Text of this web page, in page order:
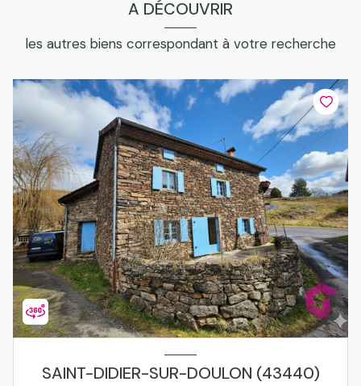
A DÉCOUVRIR
les autres biens correspondant à votre recherche
SAINT-DIDIER-SUR-DOULON (43440)